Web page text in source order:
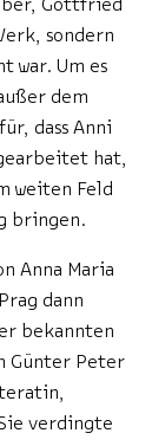
sondern
war. Um es
dem
dass Anni
hat,
weiten Feld
bringen.
Anna Maria
dann
bekannten
Günter Peter
verdingte